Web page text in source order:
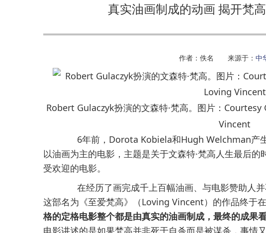
真实油画制成的动画 揭开梵
作者：佚名 来源于： 中
Robert Gulaczyk扮演的文森特·梵高。图片：
Vincent
6年前，Dorota Kobiela和Hugh Welchman产生
以油画为主的电影，主题是关于文森特·梵高人生最后
受欢迎的电影。
在经历了画完成千上百幅油画、与电影赞助人并
这部名为《至爱梵高》（Loving Vincent）的作品终于
格的定格电影整个都是由真实的油画制成，最终的成果
电影讲述的是如果梵高并非死于自杀而是被谋杀，事情又